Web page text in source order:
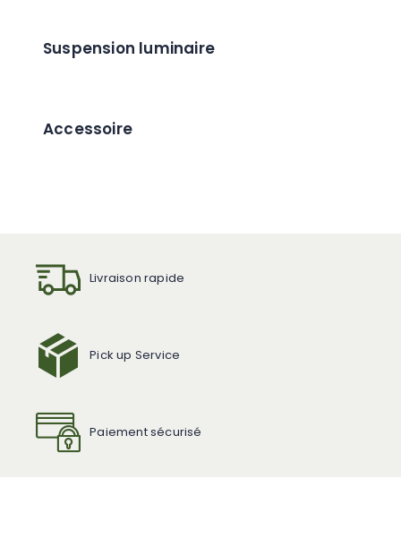
Suspension luminaire
Accessoire
Livraison rapide
Pick up Service
Paiement sécurisé